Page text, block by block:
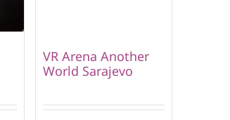
VR Arena Another
World Sarajevo